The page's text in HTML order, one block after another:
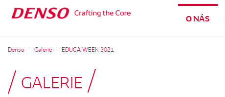
O NÁS
Denso Galerie EDUCA WEEK 2021
GALERIE